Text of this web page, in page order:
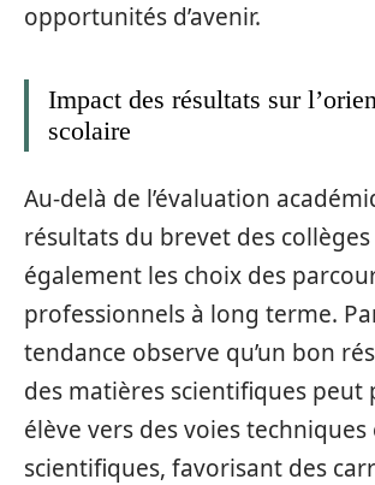
opportunités d’avenir.
Impact des résultats sur
scolaire
Au-delà de l’évaluation
résultats du brevet des
également les choix des
professionnels à long terme.
tendance observe qu’un bon
des matières scientifiques peut
élève vers des voies techniques
scientifiques, favorisant des